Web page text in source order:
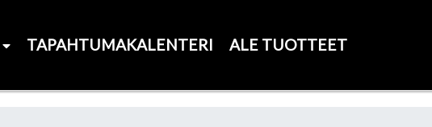
TAPAHTUMAKALENTERI ALE TUOTTEET